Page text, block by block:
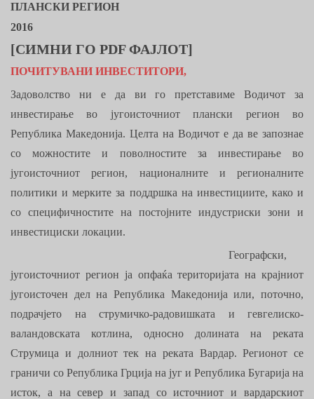
ПЛАНСКИ РЕГИОН
2016
[СИМНИ ГО PDF ФАЈЛОТ]
ПОЧИТУВАНИ ИНВЕСТИТОРИ,
Задоволство ни е да ви го претставиме Водичот за
инвестирање во југоисточниот плански регион во
Република Македонија. Целта на Водичот е да ве запознае
со можностите и поволностите за инвестирање во
југоисточниот регион, националните и регионалните
политики и мерките за поддршка на инвестициите, како и
со специфичностите на постојните индустриски зони и
инвестициски локации.
Географски,
југоисточниот регион ја опфаќа територијата на крајниот
југоисточен дел на Република Македонија или, поточно,
подрачјето на струмичко-радовишката и гевгелиско-
валандовската котлина, односно долината на реката
Струмица и долниот тек на реката Вардар. Регионот се
граничи со Република Грција на југ и Република Бугарија на
исток, а на север и запад со источниот и вардарскиот